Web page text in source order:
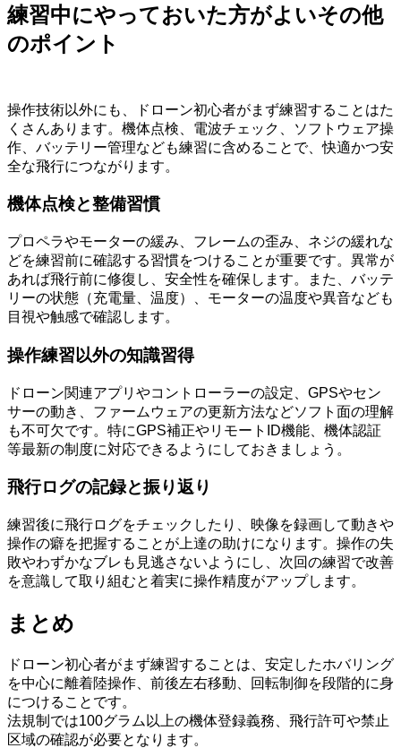
練習中にやっておいた方がよいその他
のポイント
操作技術以外にも、ドローン初心者がまず練習することはた
くさんあります。機体点検、電波チェック、ソフトウェア操
作、バッテリー管理なども練習に含めることで、快適かつ安
全な飛行につながります。
機体点検と整備習慣
プロペラやモーターの緩み、フレームの歪み、ネジの緩れな
どを練習前に確認する習慣をつけることが重要です。異常が
あれば飛行前に修復し、安全性を確保します。また、バッテ
リーの状態（充電量、温度）、モーターの温度や異音なども
目視や触感で確認します。
操作練習以外の知識習得
ドローン関連アプリやコントローラーの設定、GPSやセン
サーの動き、ファームウェアの更新方法などソフト面の理解
も不可欠です。特にGPS補正やリモートID機能、機体認証
等最新の制度に対応できるようにしておきましょう。
飛行ログの記録と振り返り
練習後に飛行ログをチェックしたり、映像を録画して動きや
操作の癖を把握することが上達の助けになります。操作の失
敗やわずかなブレも見逃さないようにし、次回の練習で改善
を意識して取り組むと着実に操作精度がアップします。
まとめ
ドローン初心者がまず練習することは、安定したホバリング
を中心に離着陸操作、前後左右移動、回転制御を段階的に身
につけることです。
法規制では100グラム以上の機体登録義務、飛行許可や禁止
区域の確認が必要となります。